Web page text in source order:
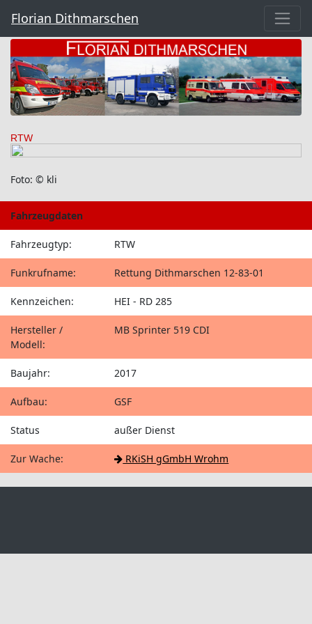
Florian Dithmarschen
RTW
Foto: © kli
Fahrzeugdaten
Fahrzeugtyp: RTW
Funkrufname: Rettung Dithmarschen 12-83-01
Kennzeichen: HEI - RD 285
Hersteller /
Modell:
MB Sprinter 519 CDI
Baujahr: 2017
Aufbau: GSF
Status außer Dienst
Zur Wache: RKiSH gGmbH Wrohm